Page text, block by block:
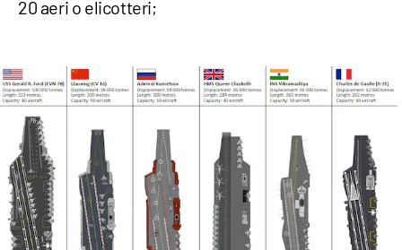
20 aeri o elicotteri;